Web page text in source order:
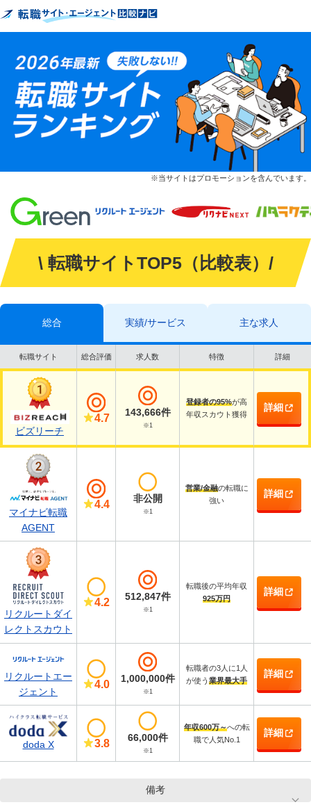
※当サイトはプロモーションを含んでいます。
\ 転職サイトTOP5（比較表）/
総合 実績/サービス 主な求人
転職サイト 総合評価 求人数 特徴 詳細
ビズリーチ
4.7 143,666件
※1
登録者の95%が高
年収スカウト獲得
詳細
マイナビ転職
AGENT
4.4 非公開
※1
営業/金融の転職に
強い
詳細
リクルートダイ
レクトスカウト
4.2 512,847件
※1
転職後の平均年収
925万円
詳細
リクルートエー
ジェント
4.0 1,000,000件
※1
転職者の3人に1人
が使う 業界最大手
詳細
doda X 3.8 66,000件
※1
年収600万～への転
職で人気No.1
詳細
備考